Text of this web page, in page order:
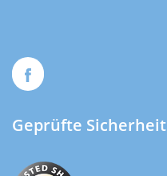
Geprüfte Sicherheit